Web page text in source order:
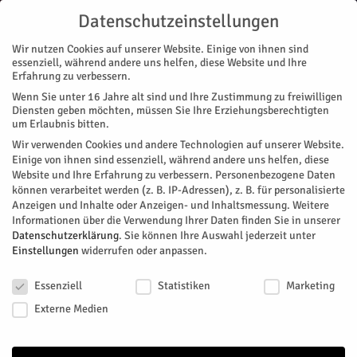
Start Magazin Festival Sampler-Countdown läuft
MAGAZIN FESTIVAL
Sampler-Countdown läuft
Zur 10. Auflage des Jülich-Sampler gibt es natürlich auch
wieder eine Releaseparty im Kulturbahnhof Jülich
Von Kulturbahnhof Jülich Dezember 14, 2024
Datenschutzeinstellungen
Wir nutzen Cookies auf unserer Website. Einige von ihnen sind
essenziell, während andere uns helfen, diese Website und Ihre
Erfahrung zu verbessern.
Wenn Sie unter 16 Jahre alt sind und Ihre Zustimmung zu freiwilligen
Diensten geben möchten, müssen Sie Ihre Erziehungsberechtigten
um Erlaubnis bitten.
Wir verwenden Cookies und andere Technologien auf unserer Website.
Einige von ihnen sind essenziell, während andere uns helfen, diese
Website und Ihre Erfahrung zu verbessern. Personenbezogene Daten
können verarbeitet werden (z. B. IP-Adressen), z. B. für personalisierte
Anzeigen und Inhalte oder Anzeigen- und Inhaltsmessung. Weitere
Informationen über die Verwendung Ihrer Daten finden Sie in unserer
Datenschutzerklärung. Sie können Ihre Auswahl jederzeit unter
Einstellungen widerrufen oder anpassen.
Essenziell
Statistiken
Marketing
Externe Medien